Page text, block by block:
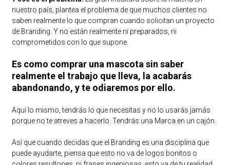
nuestro país, plantea el problema de que muchos clientes no
saben realmente lo que compran cuando solicitan un proyecto
de Branding. Y no están realmente ni preparados, ni
comprometidos con lo que supone.
Es como comprar una mascota sin saber
realmente el trabajo que lleva, la acabarás
abandonando, y te odiaremos por ello.
Aquí lo mismo, tendrás lo que necesitas y no lo usarás jamás
porque no te atreves a hacerlo. Tendrás una Marca en un cajón.
Así que cuando decidas que el Branding es una disciplina que
puede ayudarte, piensa que esto no va de logos bonitos o